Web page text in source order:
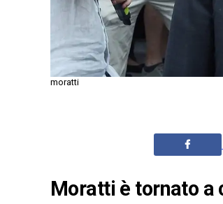
moratti
Moratti è tornato a